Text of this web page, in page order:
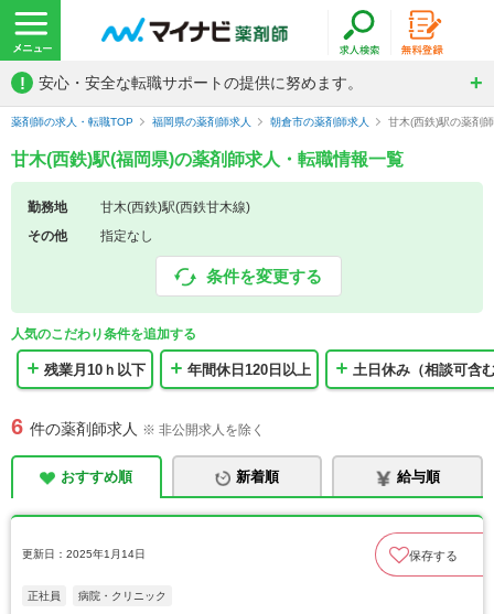
! 安心・安全な転職サポートの提供に努めます。
薬剤師の求人・転職TOP 福岡県の薬剤師求人 朝倉市の薬剤師求人 甘木(西鉄)駅の薬剤
甘木(西鉄)駅(福岡県)の薬剤師求人・転職情報一覧
勤務地
甘木(西鉄)駅(西鉄甘木線)
その他
指定なし
条件を変更する
人気のこだわり条件を追加する
残業月10ｈ以下 年間休日120日以上 土日休み（相談可含
6 件の薬剤師求人 ※ 非公開求人を除く
おすすめ順 新着順 給与順
更新日：2025年1月14日 保存する
正社員 病院・クリニック